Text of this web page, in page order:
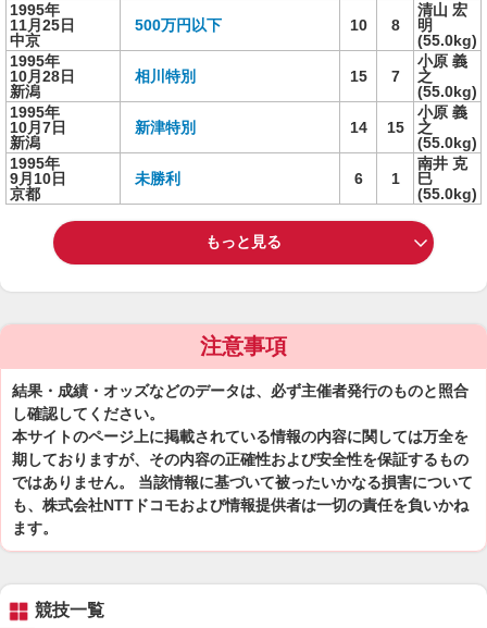
1995年
11月25日
中京
500万円以下 10 8
清山 宏
明
(55.0kg)
1995年
10月28日
新潟
相川特別 15 7
小原 義
之
(55.0kg)
1995年
10月7日
新潟
新津特別 14 15
小原 義
之
(55.0kg)
1995年
9月10日
京都
未勝利 6 1
南井 克
巳
(55.0kg)
もっと見る
注意事項
結果・成績・オッズなどのデータは、必ず主催者発行のものと照合
し確認してください。
本サイトのページ上に掲載されている情報の内容に関しては万全を
期しておりますが、その内容の正確性および安全性を保証するもの
ではありません。 当該情報に基づいて被ったいかなる損害について
も、株式会社NTTドコモおよび情報提供者は一切の責任を負いかね
ます。
競技一覧